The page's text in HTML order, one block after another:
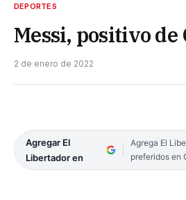
DEPORTES
Messi, positivo de
2 de enero de 2022
Agregar El
Libertador en
Agrega El
preferidos en